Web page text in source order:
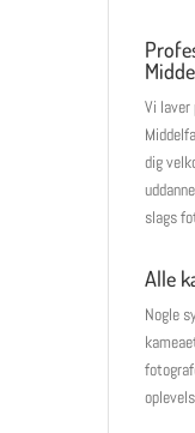
Vi laver
dig
slags
Alle
Nogle